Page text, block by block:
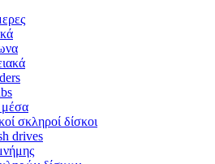
μέσα
σκληροί δίσκοι
drives